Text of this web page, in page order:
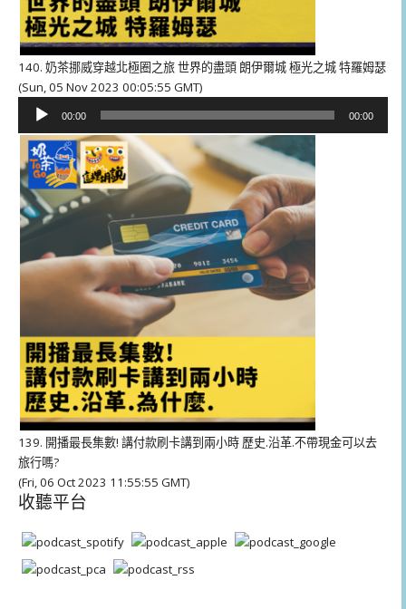
140. 奶茶挪威穿越北極圈之旅 世界的盡頭 朗伊爾城 極光之城 特羅姆瑟
(Sun, 05 Nov 2023 00:05:55 GMT)
播
放
器
00:00 00:00
139. 開播最長集數! 講付款刷卡講到兩小時 歷史.沿革.不帶現金可以去
旅行嗎?
(Fri, 06 Oct 2023 11:55:55 GMT)
收聽平台